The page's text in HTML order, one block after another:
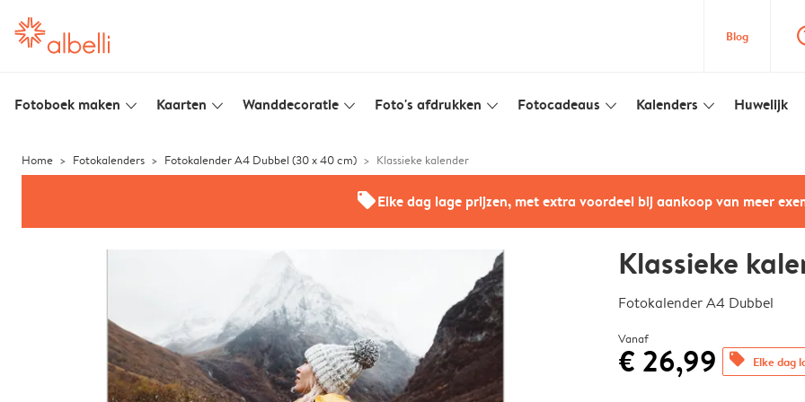
Blog
Fotoboek maken slim_arrow_down Kaarten slim_arrow_down Wanddecoratie slim_arrow_down Foto's afdrukken slim_arrow_down Fotocadeaus slim_arrow_down Kalenders slim_arrow_down Huwelijk
Home Fotokalenders Fotokalender A4 Dubbel (30 x 40 cm) Klassieke kalender
offersElke dag lage prijzen, met extra voordeel bij aankoop van meer
Klassieke
Fotokalender A4 Dubbel
Vanaf
€ 26,99 offers Elke dag